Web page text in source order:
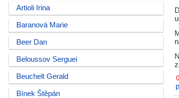
Artioli Irina
Baranová Marie
Beer Dan
Beloussov Serguei
Beuchelt Gerald
Bínek Štěpán